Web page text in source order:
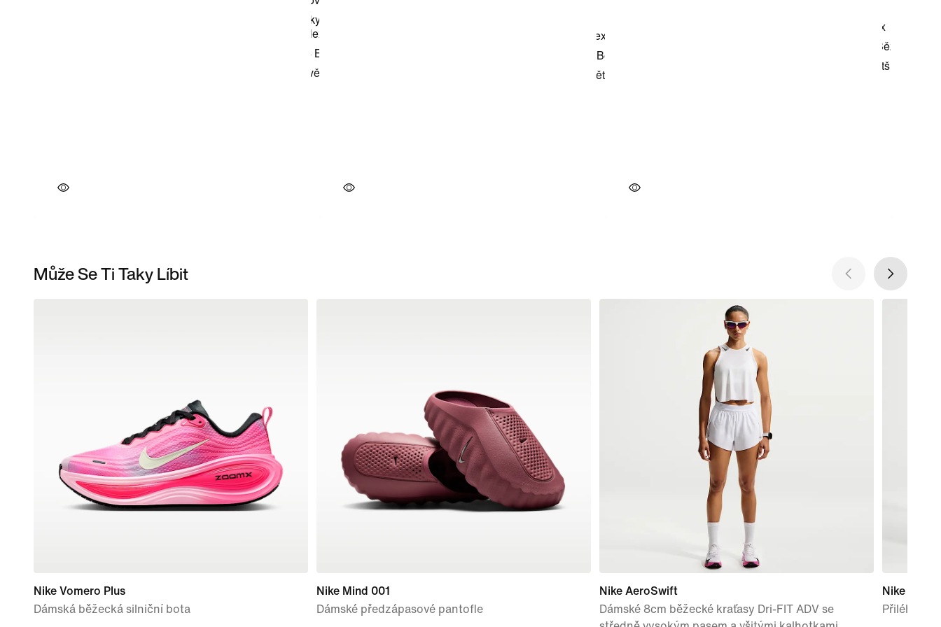
Může Se Ti Taky Líbit
Nike Vomero Plus
Dámská běžecká silniční bota
Nike Mind 001
Dámské předzápasové pantofle
Nike AeroSwift
Dámské 8cm běžecké kraťasy Dri-FIT ADV se
Nike
Přiléhavé